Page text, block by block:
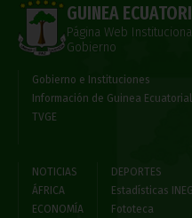
GUINEA
Página Web
Gobierno
Gobierno e Instituciones
Información de Guinea Ecuatorial
TVGE
NOTICIAS
ÁFRICA
ECONOMÍA
DEPORTES
Estadísticas
Fototeca